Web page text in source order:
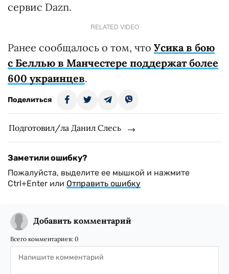
сервис Dazn.
RELATED VIDEO
Ранее сообщалось о том, что Усика в бою
с Беллью в Манчестере поддержат более
600 украинцев.
Поделиться
Подготовил/ла Данил Слесь
Заметили ошибку?
Пожалуйста, выделите ее мышкой и нажмите
Ctrl+Enter или Отправить ошибку
Добавить комментарий
Всего комментариев: 0